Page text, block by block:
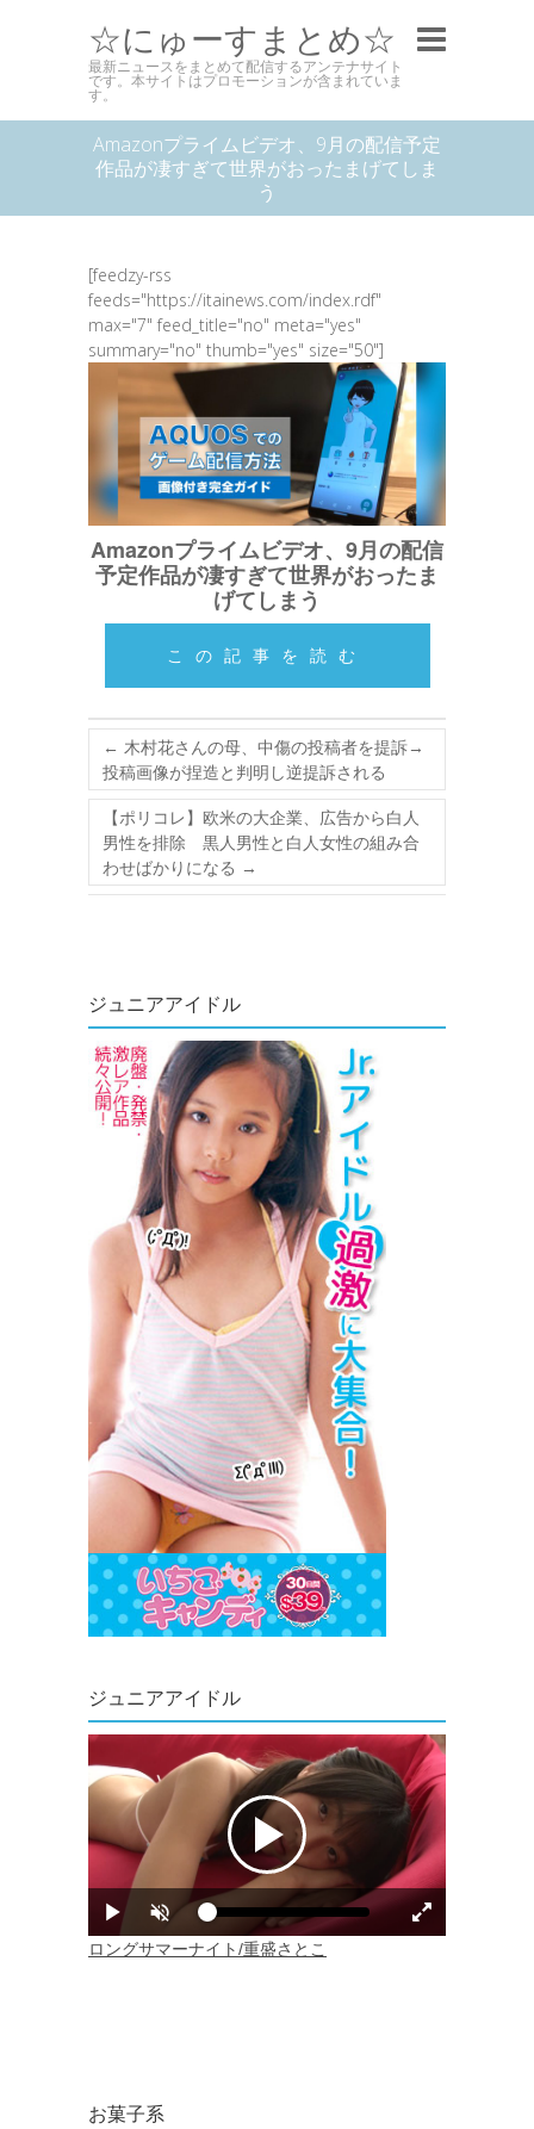
☆にゅーすまとめ☆
最新ニュースをまとめて配信するアンテナサイト
です。本サイトはプロモーションが含まれていま
す。
Amazonプライムビデオ、9月の配信予定
作品が凄すぎて世界がおったまげてしま
う
[feedzy-rss
feeds="https://itainews.com/index.rdf"
max="7" feed_title="no" meta="yes"
summary="no" thumb="yes" size="50"]
Amazonプライムビデオ、9月の配信
予定作品が凄すぎて世界がおったま
げてしまう
この記事を読む
← 木村花さんの母、中傷の投稿者を提訴→
投稿画像が捏造と判明し逆提訴される
【ポリコレ】欧米の大企業、広告から白人
男性を排除 黒人男性と白人女性の組み合
わせばかりになる →
ジュニアアイドル
ジュニアアイドル
お菓子系